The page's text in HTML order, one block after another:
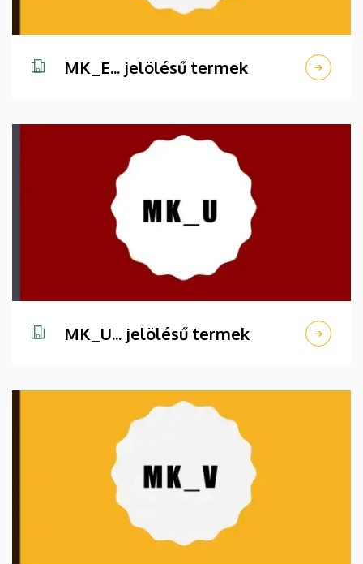
MK_E... jelölésű termek
MK_U... jelölésű termek